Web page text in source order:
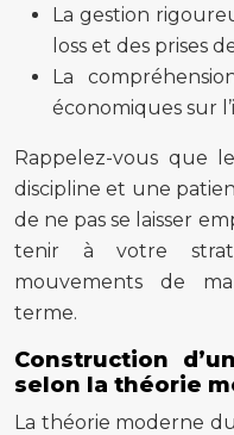
La gestion
loss et des prises
La
économiques sur
Rappelez-vous que
discipline et une
de ne pas se laisser
tenir à votre
mouvements de
terme.
Construction
selon la théorie
La théorie moderne